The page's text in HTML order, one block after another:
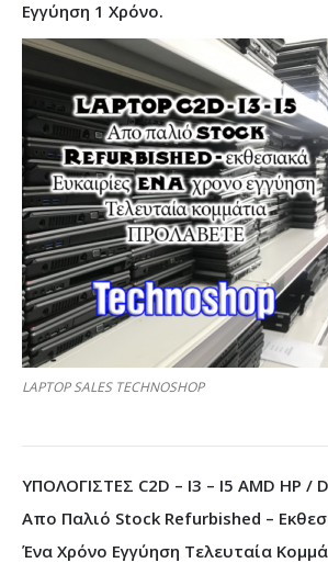
Εγγύηση 1 Χρόνο.
LAPTOP SALES TECHNOSHOP
ΥΠΟΛΟΓΙΣΤΕΣ C2D – I3 – I5 AMD HP /
Απο Παλιό Stock Refurbished –
Ένα Χρόνο Εγγύηση Τελευταία